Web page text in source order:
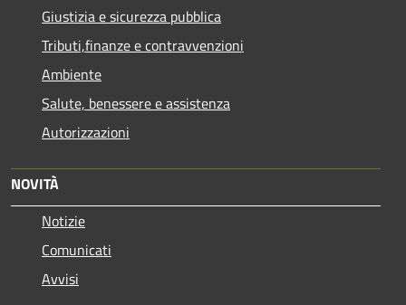
Giustizia e sicurezza pubblica
Tributi,finanze e contravvenzioni
Ambiente
Salute, benessere e assistenza
Autorizzazioni
NOVITÀ
Notizie
Comunicati
Avvisi